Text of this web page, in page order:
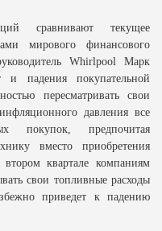
сравнивают текущее
мирового финансового
Whirlpool Марк
и падения покупательной
пересматривать свои
давления все
покупок, предпочитая
вместо приобретения
квартале компаниям
свои топливные расходы
приведет к падению